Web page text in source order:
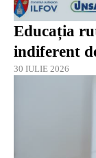
Educația
indiferent
30 IULIE 2026